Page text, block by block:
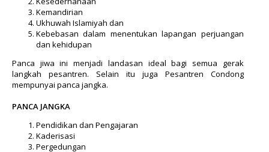
Kemandirian
Ukhuwah Islamiyah dan
Kebebasan dalam menentukan lapangan perjuangan
dan kehidupan
Panca jiwa ini menjadi landasan ideal bagi semua gerak
langkah pesantren. Selain itu juga Pesantren Condong
mempunyai panca jangka.
PANCA JANGKA
Pendidikan dan Pengajaran
Kaderisasi
Pergedungan